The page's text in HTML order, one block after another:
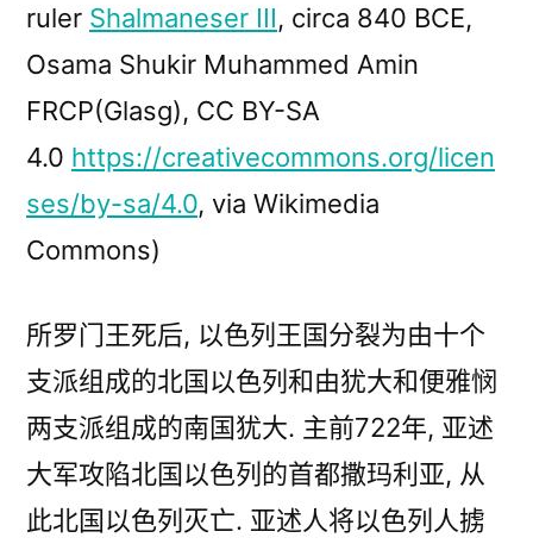
的
十
派?
ruler Shalmaneser III, circa 840 BCE,
Osama Shukir Muhammed Amin
FRCP(Glasg), CC BY-SA
4.0 https://creativecommons.org/licen
ses/by-sa/4.0, via Wikimedia
Commons)
所罗门王死后, 以色列王国分裂为由十个
支派组成的北国以色列和由犹大和便雅悯
两支派组成的南国犹大. 主前722年, 亚述
大军攻陷北国以色列的首都撒玛利亚, 从
此北国以色列灭亡. 亚述人将以色列人掳